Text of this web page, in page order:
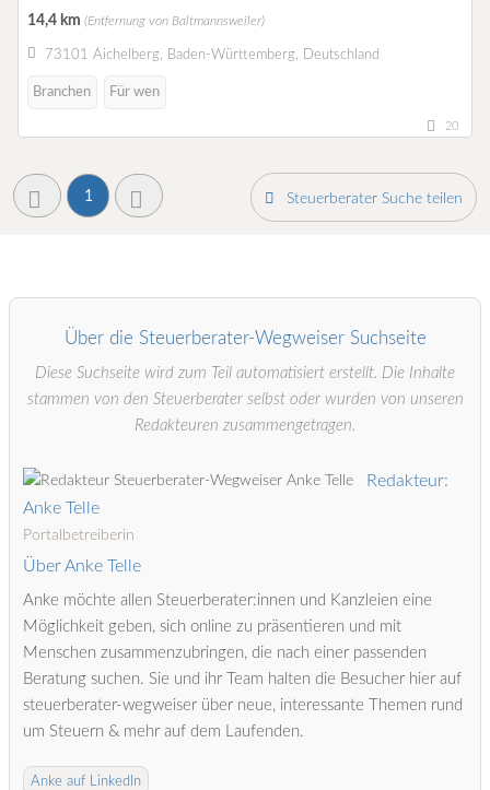
14,4 km (Entfernung von Baltmannsweiler)
73101 Aichelberg, Baden-Württemberg, Deutschland
Branchen Für wen
20
1 Steuerberater Suche teilen
Über die Steuerberater-Wegweiser Suchseite
Diese Suchseite wird zum Teil automatisiert erstellt. Die Inhalte
stammen von den Steuerberater selbst oder wurden von unseren
Redakteuren zusammengetragen.
Redakteur:
Anke Telle
Portalbetreiberin
Über Anke Telle
Anke möchte allen Steuerberater:innen und Kanzleien eine
Möglichkeit geben, sich online zu präsentieren und mit
Menschen zusammenzubringen, die nach einer passenden
Beratung suchen. Sie und ihr Team halten die Besucher hier auf
steuerberater-wegweiser über neue, interessante Themen rund
um Steuern & mehr auf dem Laufenden.
Anke auf LinkedIn